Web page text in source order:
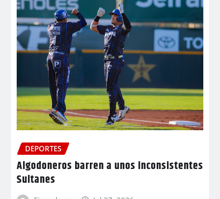
DEPORTES
Algodoneros barren a unos inconsistentes
Sultanes